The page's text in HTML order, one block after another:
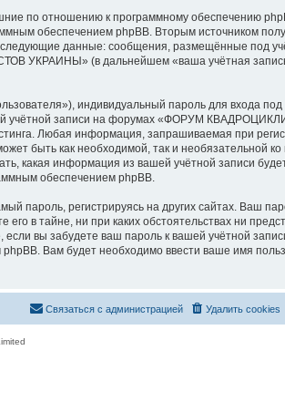
по отношению к программному обеспечению
обеспечением phpBB. Вторым источником
данные: сообщения, размещённые под
УКРАИНЫ» (в дальнейшем «ваша учётная
индивидуальный пароль для входа
учётной записи на форумах «ФОРУМ
Любая информация, запрашиваемая при
как необходимой, так и необязательной ко
информация из вашей учётной записи
обеспечением phpBB.
пароль, регистрируясь на других сайтах. Ваш
в тайне, ни при каких обстоятельствах ни
вы забудете ваш пароль к вашей учётной
Вам будет необходимо ввести ваше имя
Удалить cookies
Связаться с администрацией